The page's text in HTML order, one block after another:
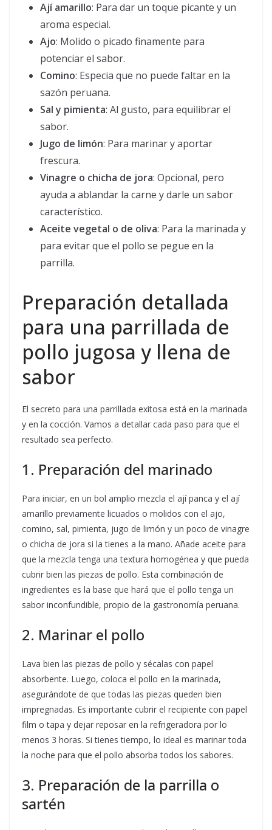
Ají amarillo: Para dar un toque picante y un
aroma especial.
Ajo: Molido o picado finamente para
potenciar el sabor.
Comino: Especia que no puede faltar en la
sazón peruana.
Sal y pimienta: Al gusto, para equilibrar el
sabor.
Jugo de limón: Para marinar y aportar
frescura.
Vinagre o chicha de jora: Opcional, pero
ayuda a ablandar la carne y darle un sabor
característico.
Aceite vegetal o de oliva: Para la marinada y
para evitar que el pollo se pegue en la
parrilla.
Preparación detallada
para una parrillada de
pollo jugosa y llena de
sabor
El secreto para una parrillada exitosa está en la marinada
y en la cocción. Vamos a detallar cada paso para que el
resultado sea perfecto.
1. Preparación del marinado
Para iniciar, en un bol amplio mezcla el ají panca y el ají
amarillo previamente licuados o molidos con el ajo,
comino, sal, pimienta, jugo de limón y un poco de vinagre
o chicha de jora si la tienes a la mano. Añade aceite para
que la mezcla tenga una textura homogénea y que pueda
cubrir bien las piezas de pollo. Esta combinación de
ingredientes es la base que hará que el pollo tenga un
sabor inconfundible, propio de la gastronomía peruana.
2. Marinar el pollo
Lava bien las piezas de pollo y sécalas con papel
absorbente. Luego, coloca el pollo en la marinada,
asegurándote de que todas las piezas queden bien
impregnadas. Es importante cubrir el recipiente con papel
film o tapa y dejar reposar en la refrigeradora por lo
menos 3 horas. Si tienes tiempo, lo ideal es marinar toda
la noche para que el pollo absorba todos los sabores.
3. Preparación de la parrilla o
sartén